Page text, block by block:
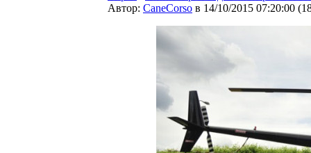
Автор: CaneCorso в 14/10/2015 07:20:00 (